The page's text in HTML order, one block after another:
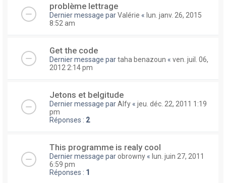
problème lettrage
Dernier message parValérie « lun. janv. 26, 2015
8:52 am
Get the code
Dernier message partaha benazoun « ven. juil. 06,
2012 2:14 pm
Jetons et belgitude
Dernier message parAlfy « jeu. déc. 22, 2011 1:19
pm
Réponses : 2
This programme is realy cool
Dernier message parobrowny « lun. juin 27, 2011
6:59 pm
Réponses : 1